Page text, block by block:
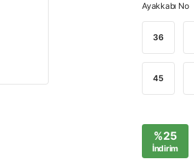
Ayakkabı No
36
45
%25
İndirim